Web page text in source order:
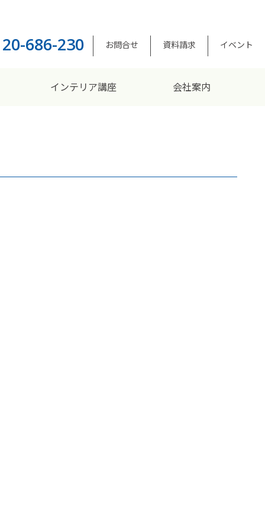
686-230 お問合せ 資料請求 イベント
インテリア講座 会社案内